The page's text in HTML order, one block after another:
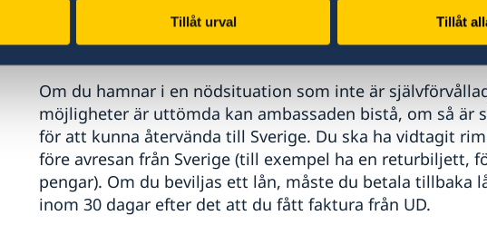
Tillåt urval Tillåt
Om du behöver ett tillfälligt lån
Om du hamnar i en nödsituation som inte är
möjligheter är uttömda kan ambassaden bistå, om så
för att kunna återvända till Sverige. Du ska ha vidtagit
före avresan från Sverige (till exempel ha en returbiljett,
pengar). Om du beviljas ett lån, måste du betala tillbaka
inom 30 dagar efter det att du fått faktura från UD.